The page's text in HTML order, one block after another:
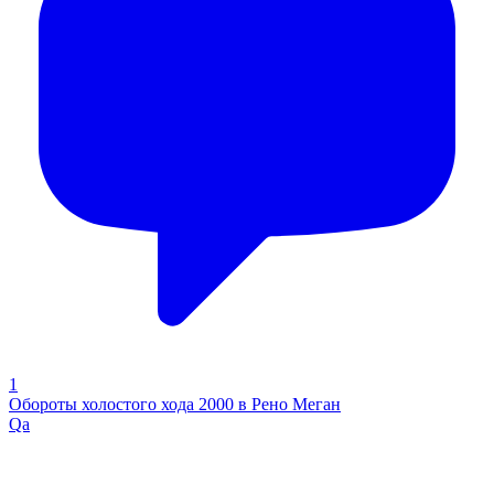
1
Обороты холостого хода 2000 в Рено Меган
Qa